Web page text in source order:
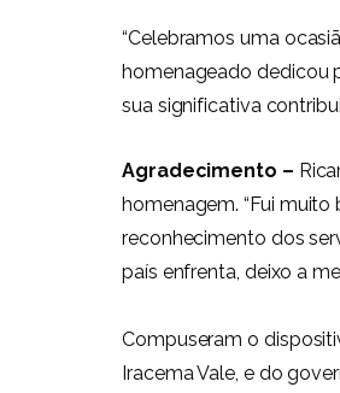
“Celebramos uma
homenageado dedicou
sua significativa
Agradecimento –
homenagem. “Fui
reconhecimento dos
país enfrenta, deixo a
Compuseram o
Iracema Vale, e do